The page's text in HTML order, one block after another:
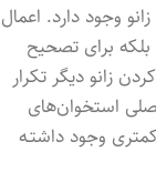
وجود دارد. اعمال
برای تصحیح
زانو دیگر تکرار
استخوان‌های
وجود داشتـه